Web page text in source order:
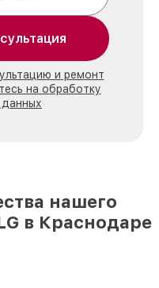
и ремонт
на обработку
нашего
в Краснодаре